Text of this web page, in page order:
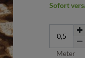
Meter
Sofort